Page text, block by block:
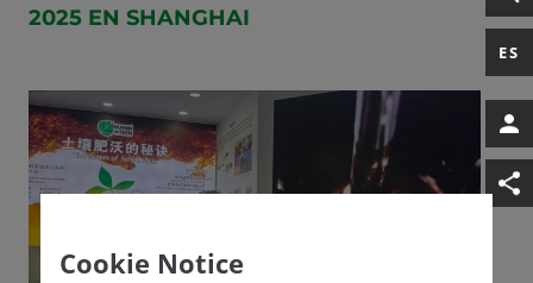
ES
2025 EN SHANGHAI
Cookie Notice